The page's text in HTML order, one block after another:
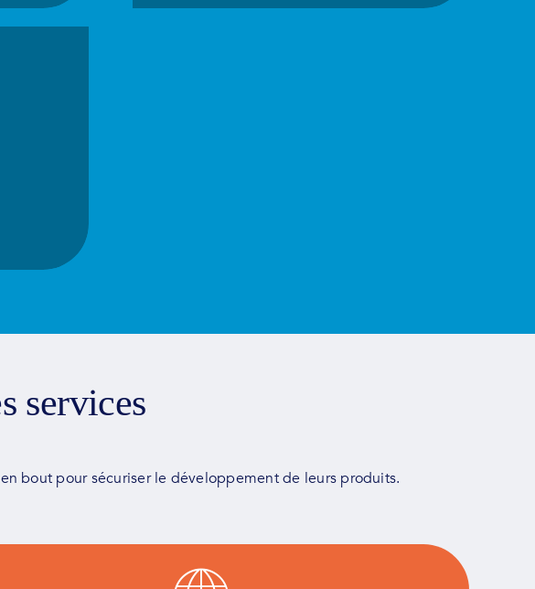
services
bout pour sécuriser le développement de leurs produits.
Faire équipe avec nos clients pour leur proposer la meilleure stratégie